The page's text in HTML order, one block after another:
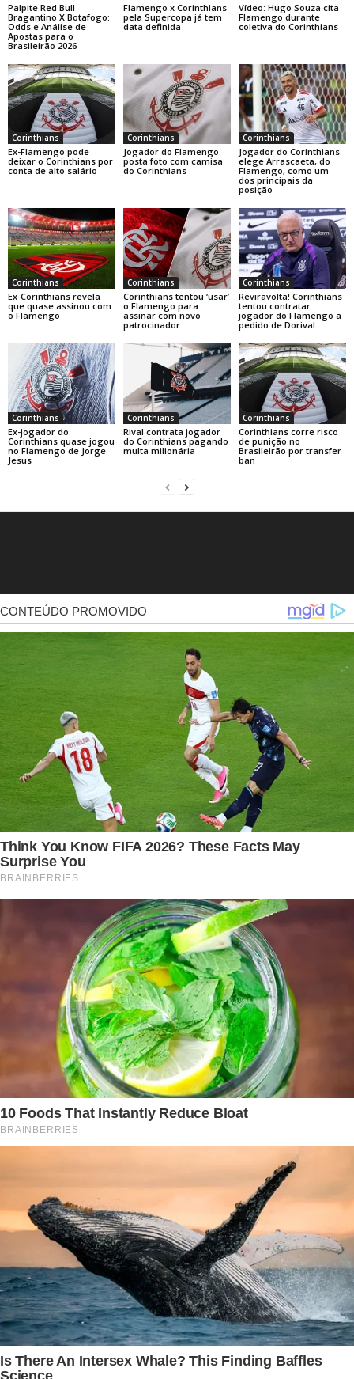
Palpite Red Bull
Bragantino X Botafogo:
Odds e Análise de
Apostas para o
Brasileirão 2026
Flamengo x Corinthians
pela Supercopa já tem
data definida
Vídeo: Hugo Souza cita
Flamengo durante
coletiva do Corinthians
Corinthians
Ex-Flamengo pode
deixar o Corinthians por
conta de alto salário
Corinthians
Jogador do Flamengo
posta foto com camisa
do Corinthians
Corinthians
Jogador do Corinthians
elege Arrascaeta, do
Flamengo, como um
dos principais da
posição
Corinthians
Ex-Corinthians revela
que quase assinou com
o Flamengo
Corinthians
Corinthians tentou ‘usar’
o Flamengo para
assinar com novo
patrocinador
Corinthians
Reviravolta! Corinthians
tentou contratar
jogador do Flamengo a
pedido de Dorival
Corinthians
Ex-jogador do
Corinthians quase jogou
no Flamengo de Jorge
Jesus
Corinthians
Rival contrata jogador
do Corinthians pagando
multa milionária
Corinthians
Corinthians corre risco
de punição no
Brasileirão por transfer
ban